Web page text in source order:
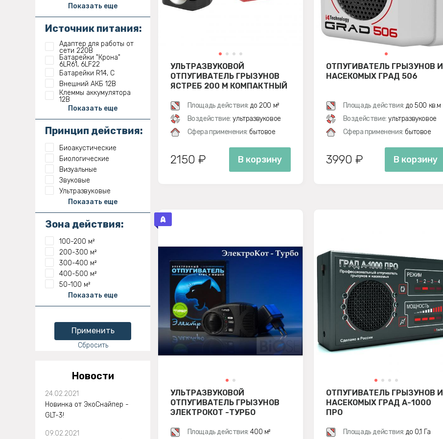
Показать еще
Источник питания:
Адаптер для работы от
сети 220В
Батарейки "Крона"
6LR61, 6LF22
Батарейки R14, C
Внешний АКБ 12В
Клеммы аккумулятора
12В
Показать еще
Принцип действия:
Биоакустические
Биологические
Визуальные
Звуковые
Ультразвуковые
Показать еще
Зона действия:
100-200 м²
200-300 м²
300-400 м²
400-500 м²
50-100 м²
Показать еще
Применить
Сбросить
Новости
24.02.2021
Новинка от ЭкоСнайпер -
GLT-3!
09.02.2021
УЛЬТРАЗВУКОВОЙ
ОТПУГИВАТЕЛЬ ГРЫЗУНОВ
ЯСТРЕБ 200 М КОМПАКТНЫЙ
Площадь действия: до 200 м²
Воздействие: ультразвуковое
Сфера применения: бытовое
2150 ₽ В корзину
ОТПУГИВАТЕЛЬ ГРЫЗУНОВ И
НАСЕКОМЫХ ГРАД 506
Площадь действия: до 500 кв.м
Воздействие: ультразвуковое
Сфера применения: бытовое
3990 ₽ В корзину
УЛЬТРАЗВУКОВОЙ
ОТПУГИВАТЕЛЬ ГРЫЗУНОВ
ЭЛЕКТРОКОТ -ТУРБО
Площадь действия: 400 м²
ОТПУГИВАТЕЛЬ ГРЫЗУНОВ И
НАСЕКОМЫХ ГРАД А-1000
ПРО
Площадь действия: до 0,1 Га